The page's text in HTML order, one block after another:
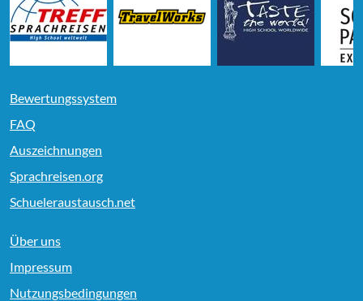
Bewertungssystem
FAQ
Auszeichnungen
Sprachreisen.org
Schueleraustausch.net
Über uns
Impressum
Nutzungsbedingungen